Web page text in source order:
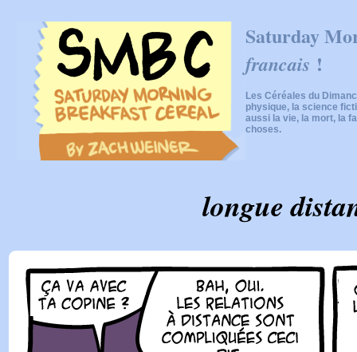
Saturday
francais !
Les Céréales du
physique, la science
aussi la vie, la mort, la
choses.
longue